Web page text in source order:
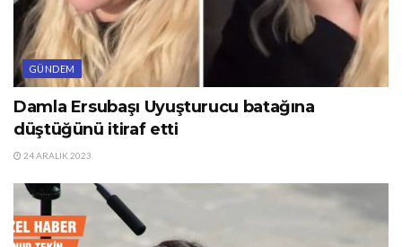
GÜNDEM
Damla Ersubaşı Uyuşturucu batağına
düştüğünü itiraf etti
24 ARALIK 2023